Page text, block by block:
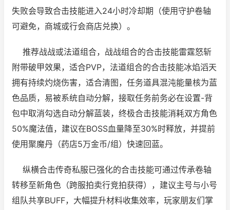
失败会导致合击技能进入24小时冷却期（使用守护卷轴
可避免，商城或行会商店兑换）。
推荐战战或法道组合，战战组合的合击技能雷霆怒斩
附带破甲效果，适合PVP，法道组合的合击技能冰焰滔天
拥有持续灼烧伤害，适合清图，任务道具混沌能量核为蓝
色品质，易被系统自动分解，接取任务前务必在设置-背
包中取消勾选自动分解蓝装，终极合击技能消耗双方角色
50%魔法值，建议在BOSS血量降至30%时释放，并提前
使用聚魔丹（药店5万金币/组）快速回蓝。
纵横合击传奇私服已强化的合击技能可通过传承卷轴
转移至新角色（跨服拍卖行竞拍获得），建议主号与小号
组队共享BUFF，大幅提升材料收集效率，玩家朋友们掌